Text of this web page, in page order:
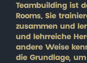
Teambuilding ist
Rooms. Sie
zusammen und
und lehrreiche
andere Weise
die Grundlage,